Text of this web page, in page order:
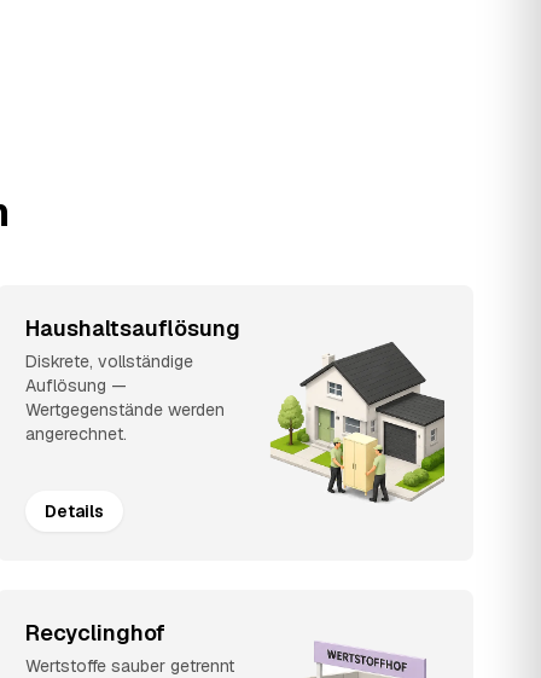
Haushaltsauflösung
Diskrete, vollständige
Auflösung —
Wertgegenstände werden
angerechnet.
Details
Recyclinghof
Wertstoffe sauber getrennt